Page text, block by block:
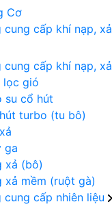
Cơ
cung cấp khí nạp, xả
cung cấp khí nạp, xả
lọc gió
su cổ hút
turbo (tu bô)
ga
xả (bô)
xả mềm (ruột gà)
cung cấp nhiên liệu